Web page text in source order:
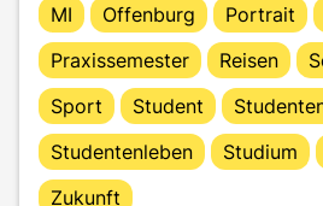
MI
Offenburg Portrait
Praxissemester
Reisen
Sport
Student
Studentenleben
Studium
Zukunft